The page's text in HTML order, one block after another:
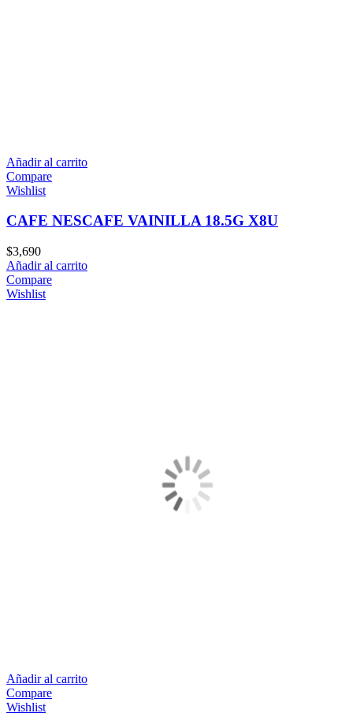
Añadir al carrito
Compare
Wishlist
CAFE NESCAFE VAINILLA 18.5G X8U
$3,690
Añadir al carrito
Compare
Wishlist
Añadir al carrito
Compare
Wishlist